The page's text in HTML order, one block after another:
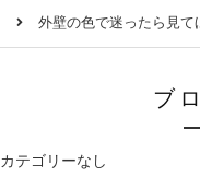
外壁の色で迷ったら見
ブ
カテゴリーなし